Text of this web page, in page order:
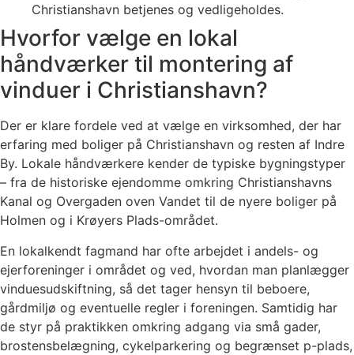
Christianshavn betjenes og vedligeholdes.
Hvorfor vælge en lokal
håndværker til montering af
vinduer i Christianshavn?
Der er klare fordele ved at vælge en virksomhed, der har
erfaring med boliger på Christianshavn og resten af Indre
By. Lokale håndværkere kender de typiske bygningstyper
– fra de historiske ejendomme omkring Christianshavns
Kanal og Overgaden oven Vandet til de nyere boliger på
Holmen og i Krøyers Plads-området.
En lokalkendt fagmand har ofte arbejdet i andels- og
ejerforeninger i området og ved, hvordan man planlægger
vinduesudskiftning, så det tager hensyn til beboere,
gårdmiljø og eventuelle regler i foreningen. Samtidig har
de styr på praktikken omkring adgang via små gader,
brostensbelægning, cykelparkering og begrænset p-plads,